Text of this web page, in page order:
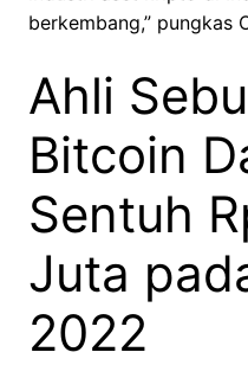
berkembang,” pungkas
Ahli
Bitcoin
Sentuh
Juta
2022